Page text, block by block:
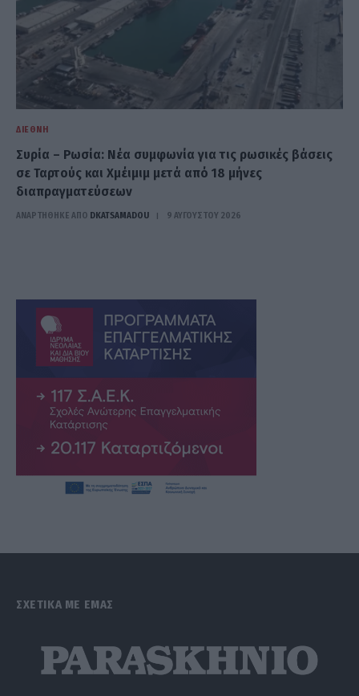
ΔΙΕΘΝΉ
Συρία – Ρωσία: Νέα συμφωνία για τις ρωσικές βάσεις
σε Ταρτούς και Χμέιμιμ μετά από 18 μήνες
διαπραγματεύσεων
ΑΝΑΡΤΗΘΗΚΕ ΑΠΟ DKATSAMADOU 9 ΑΥΓΟΎΣΤΟΥ 2026
ΣΧΕΤΙΚΑ ΜΕ ΕΜΑΣ